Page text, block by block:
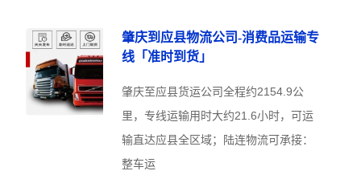
肇庆到应县物流公司-消费品运输专
线「准时到货」
肇庆至应县货运公司全程约2154.9公
里，专线运输用时大约21.6小时，可运
输直达应县全区域；陆连物流可承接：
整车运